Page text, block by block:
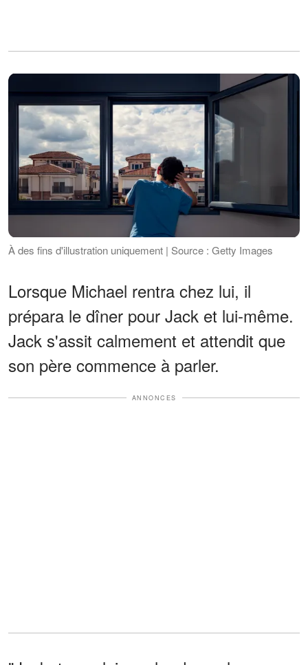
À des fins d'illustration uniquement | Source : Getty Images
Lorsque Michael rentra chez lui, il
prépara le dîner pour Jack et lui-même.
Jack s'assit calmement et attendit que
son père commence à parler.
ANNONCES